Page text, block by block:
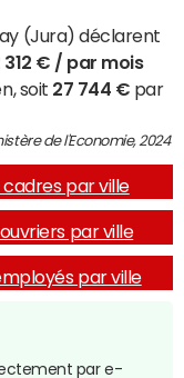
(Jura) déclarent
312 € / par mois
soit 27 744 € par
de l'Economie, 2024
cadres par ville
par ville
par ville
par e-